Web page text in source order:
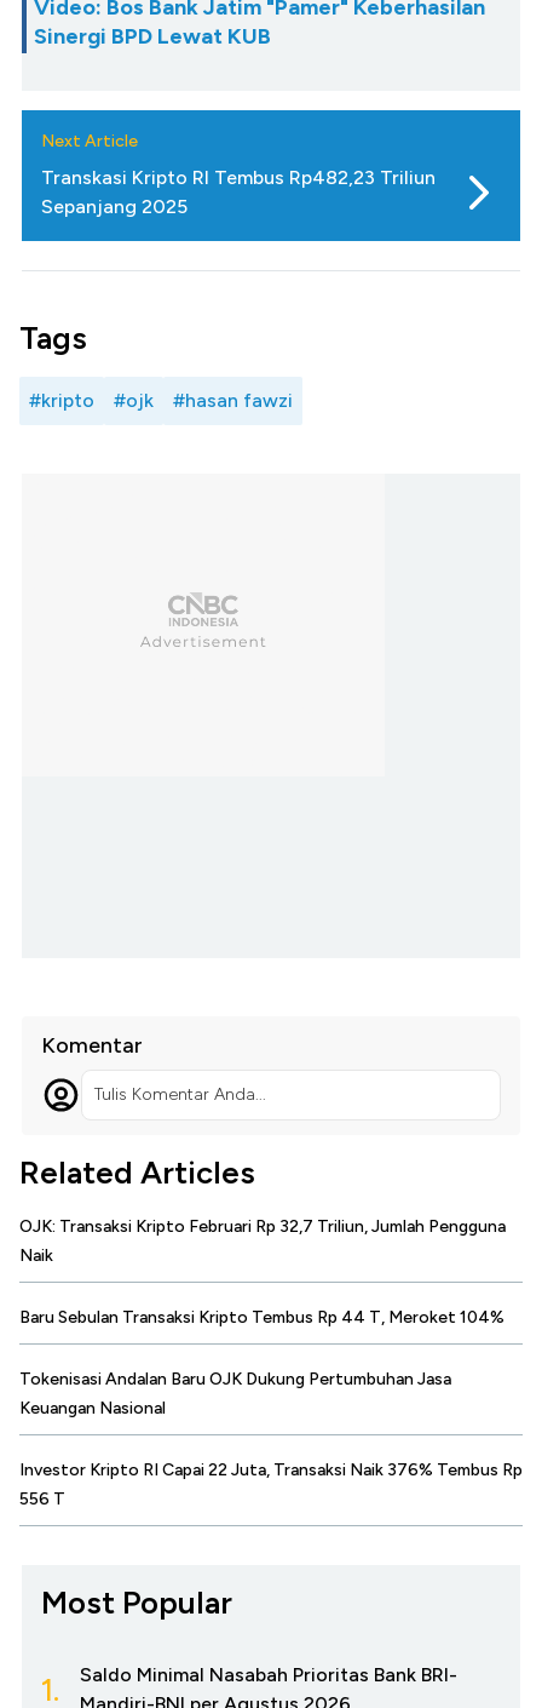
Video: Bos Bank Jatim "Pamer" Keberhasilan
Sinergi BPD Lewat KUB
Next Article
Transkasi Kripto RI Tembus Rp482,23 Triliun
Sepanjang 2025
Tags
#kripto #ojk #hasan fawzi
Komentar
Tulis Komentar Anda...
Related Articles
OJK: Transaksi Kripto Februari Rp 32,7 Triliun, Jumlah Pengguna
Naik
Baru Sebulan Transaksi Kripto Tembus Rp 44 T, Meroket 104%
Tokenisasi Andalan Baru OJK Dukung Pertumbuhan Jasa
Keuangan Nasional
Investor Kripto RI Capai 22 Juta, Transaksi Naik 376% Tembus Rp
556 T
Most Popular
1.
Saldo Minimal Nasabah Prioritas Bank BRI-